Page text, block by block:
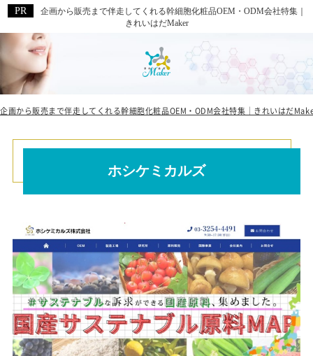
企画から販売まで伴走してくれる幹細胞化粧品OEM・ODM会社特集｜
きれいはだMaker
企画から販売まで伴走してくれる幹細胞化粧品OEM・ODM会社特集｜きれいはだ
ホシケミカルズ